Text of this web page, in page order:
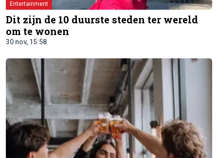
Entertainment
Dit zijn de 10 duurste steden ter wereld
om te wonen
30 nov, 15:58